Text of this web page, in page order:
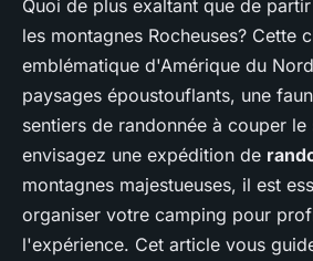
Quoi de plus exaltant que de
les montagnes Rocheuses? Cette
emblématique d'Amérique du
paysages époustouflants, une
sentiers de randonnée à couper
envisagez une expédition de
montagnes majestueuses, il est
organiser votre camping pour
l'expérience. Cet article vous